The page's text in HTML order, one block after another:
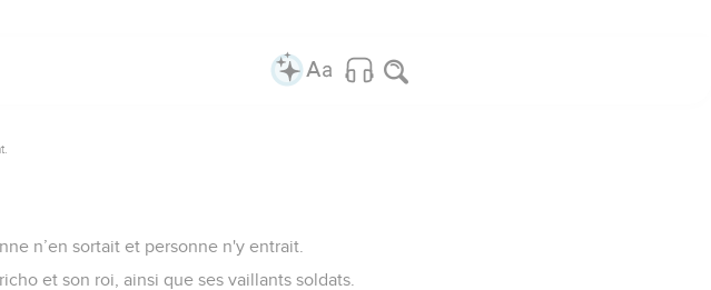
n’en sortait et personne n'y entrait.
et son roi, ainsi que ses vaillants soldats.